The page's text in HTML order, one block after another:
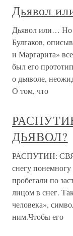
Дьявол
Дьявол или… Но
Булгаков,
и Маргарита»
был его
о дьяволе,
О том, что
ДЬЯВОЛ?
РАСПУТИН:
снегу
пробегали по
лицом в снег.
человека»,
ним.Чтобы его